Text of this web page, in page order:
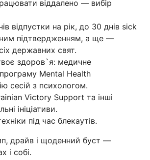
віддалено — вибір
відпустки на рік, до 30 днів sick
підтвердженням, а ще —
державних свят.
здоров`я: медичне
Mental Health
сесій з психологом.
Victory Support та інші
ініціативи.
під час блекаутів.
драйв і щоденний буст —
і собі.